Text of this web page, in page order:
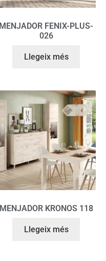
MENJADOR FENIX-PLUS-
026
Llegeix més
MENJADOR KRONOS 118
Llegeix més